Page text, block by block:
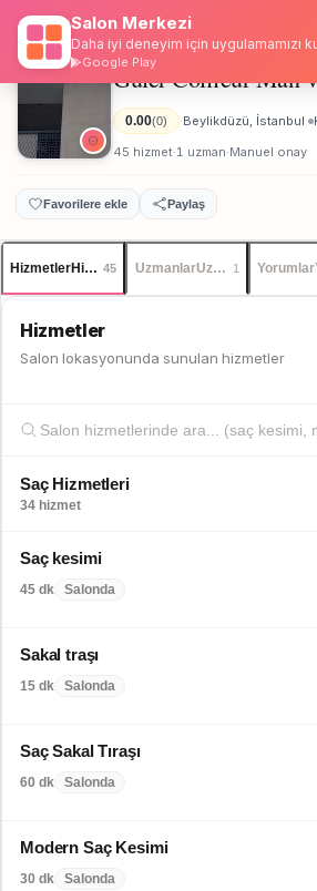
İstanbul
Anasayfa / İstanbul / Güler Coiffeur Man-
Güler Coiffeur Man-
0.00(0) ·Beylikdüzü, İstanbul·
45 hizmet·1 uzman·Manuel onay
Favorilere ekle Paylaş
HizmetlerHizmetler
45 UzmanlarUzmanlar
1 Yorumlar
Hizmetler
Salon lokasyonunda sunulan hizmetler
Saç Hizmetleri
34 hizmet
Saç kesimi
45 dk Salonda
Sakal traşı
15 dk Salonda
Saç Sakal Tıraşı
60 dk Salonda
Modern Saç Kesimi
30 dk Salonda
Salon Merkezi
Daha iyi deneyim için uygulamamızı
Google Play